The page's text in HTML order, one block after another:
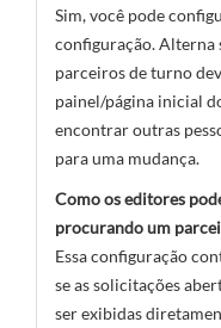
Sim, você pode
configuração. Alterna
parceiros de turno
painel/página inicial
encontrar outras
para uma mudança.
Como os editores
procurando um
Essa configuração
se as solicitações
ser exibidas